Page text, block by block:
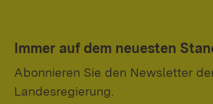
Immer auf dem neuesten
Abonnieren Sie den Newsletter
Landesregierung.